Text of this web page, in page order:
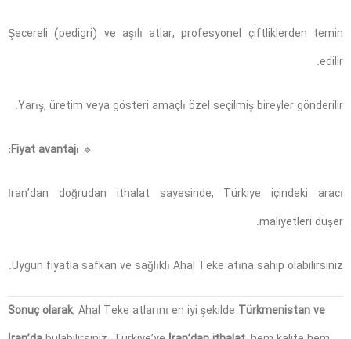
Şecereli (pedigri) ve aşılı atlar, profesyonel çiftliklerden temin
edilir.
Yarış, üretim veya gösteri amaçlı özel seçilmiş bireyler gönderilir.
🔹
Fiyat avantajı:
İran’dan doğrudan ithalat sayesinde, Türkiye içindeki aracı
maliyetleri düşer.
Uygun fiyatla safkan ve sağlıklı Ahal Teke atına sahip olabilirsiniz.
Sonuç olarak, Ahal Teke atlarını en iyi şekilde Türkmenistan ve